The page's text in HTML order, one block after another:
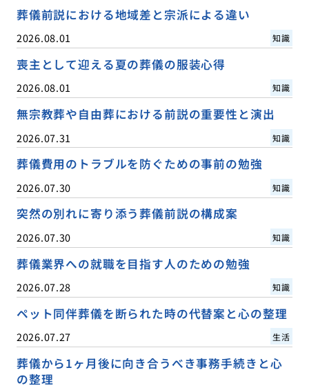
葬儀前説における地域差と宗派による違い
2026.08.01 知識
喪主として迎える夏の葬儀の服装心得
2026.08.01 知識
無宗教葬や自由葬における前説の重要性と演出
2026.07.31 知識
葬儀費用のトラブルを防ぐための事前の勉強
2026.07.30 知識
突然の別れに寄り添う葬儀前説の構成案
2026.07.30 知識
葬儀業界への就職を目指す人のための勉強
2026.07.28 知識
ペット同伴葬儀を断られた時の代替案と心の整理
2026.07.27 生活
葬儀から1ヶ月後に向き合うべき事務手続きと心
の整理